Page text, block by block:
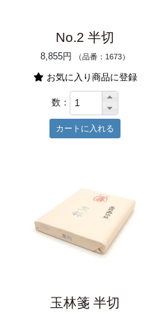
No.2 半切
8,855円 （品番：1673）
お気に入り商品に登録
数：
玉林箋 半切